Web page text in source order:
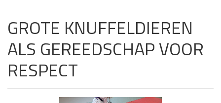
GROTE KNUFFELDIEREN
ALS GEREEDSCHAP VOOR
RESPECT